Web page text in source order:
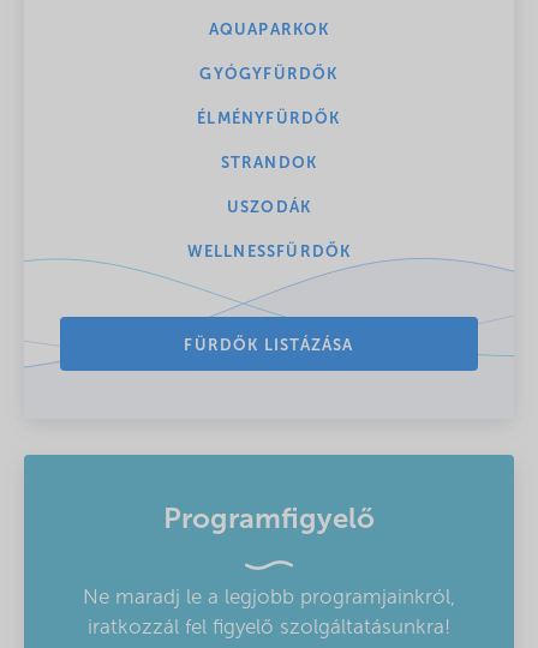
AQUAPARKOK
GYÓGYFÜRDŐK
ÉLMÉNYFÜRDŐK
STRANDOK
USZODÁK
WELLNESSFÜRDŐK
FÜRDŐK LISTÁZÁSA
Programfigyelő
Ne maradj le a legjobb programjainkról,
iratkozzál fel figyelő szolgáltatásunkra!